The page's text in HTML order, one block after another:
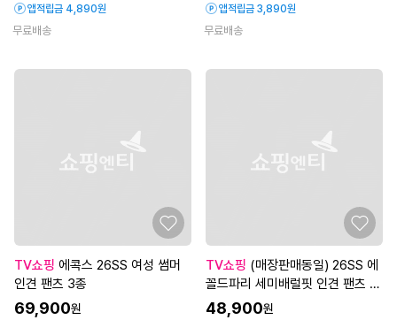
앱적립금 4,890원
무료배송
앱적립금 3,890원
무료배송
TV쇼핑
인견 팬츠 3종
69,900원
TV쇼핑
꼴드파리 세미배럴핏 인견 팬츠 3
종
48,900원